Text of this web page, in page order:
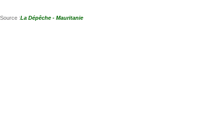
Source :La Dépêche - Mauritanie